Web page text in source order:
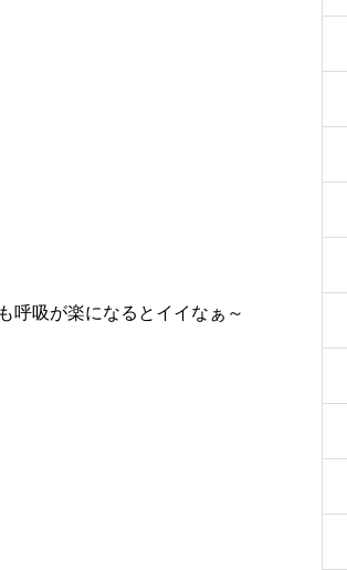
呼吸が楽になるとイイなぁ～